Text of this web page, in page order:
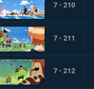
7 - 210
7 - 211
7 - 212